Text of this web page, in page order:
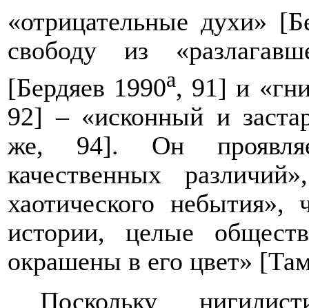
«отрицательные духи»
свободу из
[Бердяев 1990а, 91] и
92] – «исконный и
же, 94]. Он
качественных
хаотического
истории, целые
окрашены в его цвет»
Поскольку